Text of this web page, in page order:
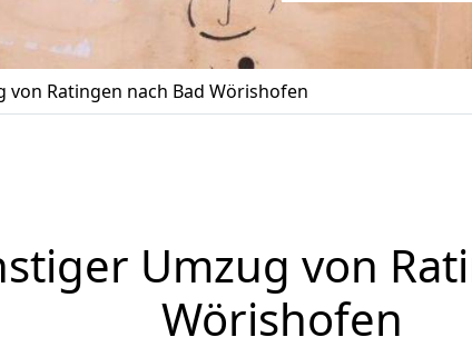
von Ratingen nach Bad Wörishofen
Umzug von
Wörishofen